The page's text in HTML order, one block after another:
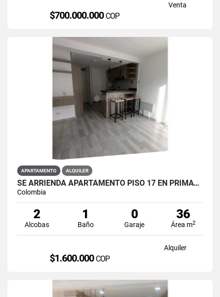
Venta
$700.000.000 COP
APARTAMENTO ALQUILER
SE ARRIENDA APARTAMENTO PISO 17 EN PRIMAVERA 6-39 PUENTE ARANDA
Colombia
2
Alcobas
1
Baño
0
Garaje
36
Área m2
Alquiler
$1.600.000 COP